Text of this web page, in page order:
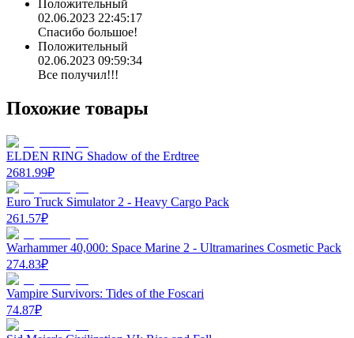
Положительный
02.06.2023 22:45:17
Спасибо большое!
Положительный
02.06.2023 09:59:34
Все получил!!!
Похожие товары
ELDEN RING Shadow of the Erdtree
2681.99₽
Euro Truck Simulator 2 - Heavy Cargo Pack
261.57₽
Warhammer 40,000: Space Marine 2 - Ultramarines Cosmetic Pack
274.83₽
Vampire Survivors: Tides of the Foscari
74.87₽